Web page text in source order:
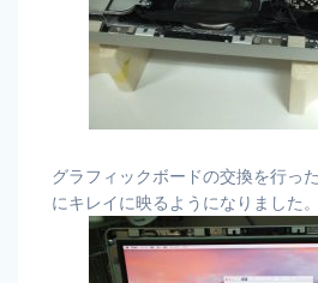
グラフィックボードの交換を行っ
にキレイに映るようになりました。